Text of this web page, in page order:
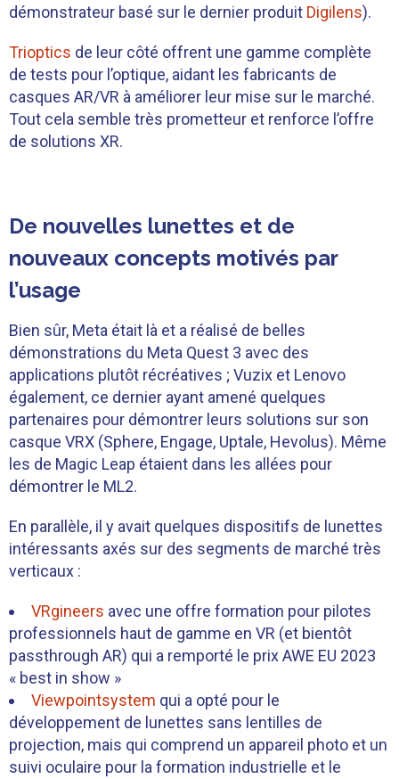
démonstrateur basé sur le dernier produit Digilens).
Trioptics de leur côté offrent une gamme complète
de tests pour l’optique, aidant les fabricants de
casques AR/VR à améliorer leur mise sur le marché.
Tout cela semble très prometteur et renforce l’offre
de solutions XR.
De nouvelles lunettes et de
nouveaux concepts motivés par
l’usage
Bien sûr, Meta était là et a réalisé de belles
démonstrations du Meta Quest 3 avec des
applications plutôt récréatives ; Vuzix et Lenovo
également, ce dernier ayant amené quelques
partenaires pour démontrer leurs solutions sur son
casque VRX (Sphere, Engage, Uptale, Hevolus). Même
les de Magic Leap étaient dans les allées pour
démontrer le ML2.
En parallèle, il y avait quelques dispositifs de lunettes
intéressants axés sur des segments de marché très
verticaux :
VRgineers avec une offre formation pour pilotes
professionnels haut de gamme en VR (et bientôt
passthrough AR) qui a remporté le prix AWE EU 2023
« best in show »
Viewpointsystem qui a opté pour le
développement de lunettes sans lentilles de
projection, mais qui comprend un appareil photo et un
suivi oculaire pour la formation industrielle et le